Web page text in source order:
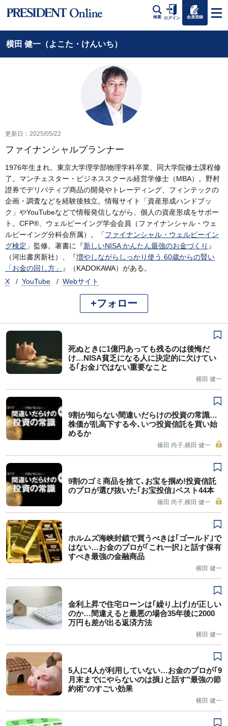
検索 ログイン 会員登録
横田 健一（よこた・けんいち）
更新日：2025/05/22
ファイナンシャルプランナー
1976年生まれ。東京大学理学部物理学科卒業、同大学院修士課程修
了。マンチェスター・ビジネススクール経営学修士（MBA）。野村
證券でデリバティブ商品の開発やトレーディング、フィンテックの
企画・調査などを経験後独立。情報サイト「資産形成ハンドブッ
ク」やYouTubeなどで情報発信しながら、個人の資産形成をサポー
ト。CFP®、ウェルビーイング学会会員（ファイナンシャル・ウェ
ルビーイング分科会所属）。「ファイナンシャル・ウェルビーイン
グ検定 」監修。著書に『新しいNISA かんたん最強のお金づくり 』
（河出書房新社）、『増やしながらしっかり使う 60歳からの賢い
「お金の回し方」
』（KADOKAWA）がある。
X
YouTube Webサイト
+フォロー
死ぬときに1億円あっても残るのは後悔だ
け…NISA貧乏になる人に決定的に欠けてい
る｢お金｣ではない重要なこと
横田 健一
9割が知らない間違いだらけの投資の常識…
株価が乱高下する今､いつ投資信託を買い始
めるか
篠田 尚子,横田 健一
9割のゴミ商品を捨て､お宝を掴め!投資信託
のプロが選び抜いた｢お宝投信｣ベスト44本
篠田 尚子,横田 健一
ホルムズ海峡封鎖で買うべきは｢ゴールド｣で
はない…お金のプロが｢これ一択｣と話す保有
すべき最強の金融商品
横田 健一
金利上昇で住宅ローンは｢繰り上げ｣が正しい
のか…間違えると最悪の場合35年後に2000
万円も差が出る返済方法
横田 健一
5人に4人が利用していない…お金のプロが｢9
月末までにやらないのは損｣と話す"最強の節
約術"のすごい効果
横田 健一